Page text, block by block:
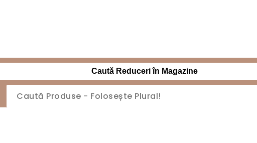
Caută Reduceri în Magazine